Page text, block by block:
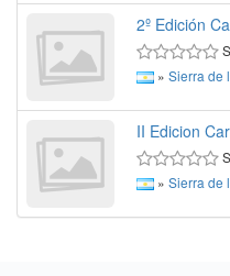
2º Edición
» Sierra de
II Edicion
» Sierra de